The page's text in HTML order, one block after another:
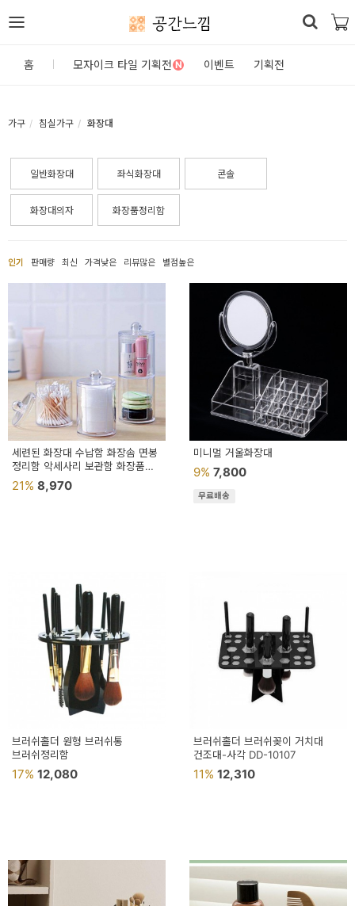
공간느낌
리
재/
품
가
구
소
트/
러
라
홈 모자이크 타일 기획전 N 이벤트 기획전
가구 침실가구 화장대
일반화장대 좌식화장대 콘솔
화장대의자 화장품정리함
인기 판매량 최신 가격낮은 리뷰많은 별점높은
세련된 화장대 수납함 화장솜 면봉
정리함 악세사리 보관함 화장품
뷰티 면봉통 케이스
21% 8,970
미니멀 거울화장대
9% 7,800
무료배송
브러쉬홀더 원형 브러쉬통
브러쉬정리함
17% 12,080
브러쉬홀더 브러쉬꽂이 거치대
건조대-사각 DD-10107
11% 12,310